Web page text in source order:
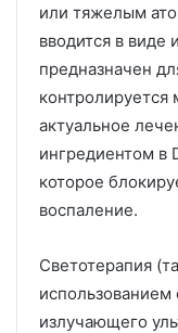
или тяжелым
вводится в виде
предназначен
контролируется
актуальное
ингредиентом в
которое
воспаление.
Светотерапия
использованием
излучающего